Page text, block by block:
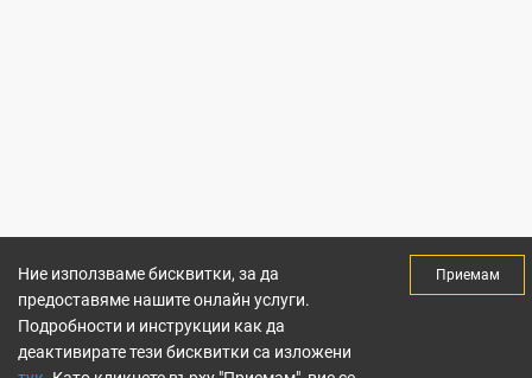
Ние използваме бисквитки, за да
предоставяме нашите онлайн услуги.
Подробности и инструкции как да
деактивирате тези бисквитки са изложени
Приемам